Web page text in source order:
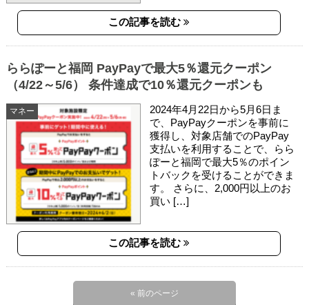
この記事を読む
マネー
ららぽーと福岡 PayPayで最大5％還元クーポン
（4/22～5/6） 条件達成で10％還元クーポンも
2024年4月22日から5月6日ま
で、PayPayクーポンを事前に
獲得し、対象店舗でのPayPay
支払いを利用することで、らら
ぽーと福岡で最大5％のポイン
トバックを受けることができま
す。 さらに、2,000円以上のお
買い […]
この記事を読む
« 前のページ